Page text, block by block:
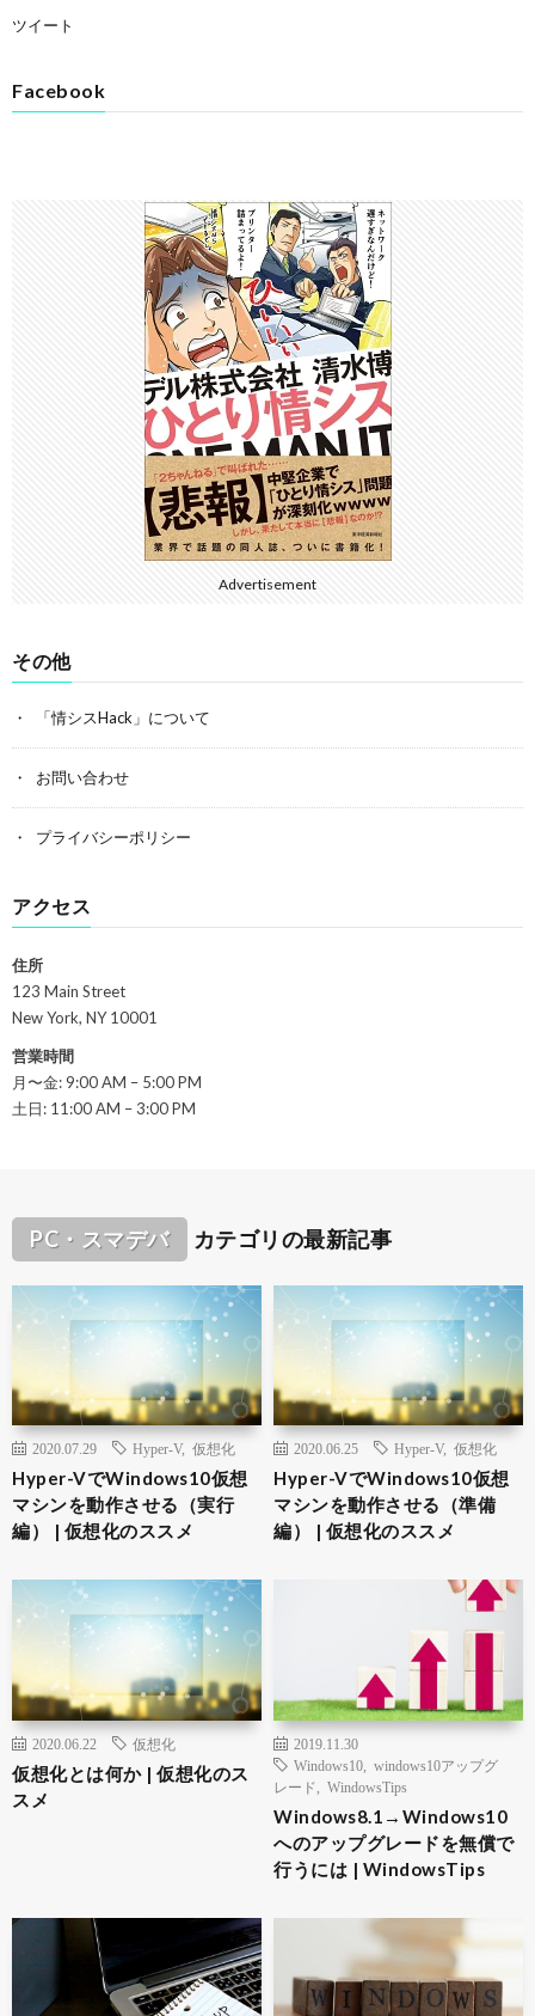
ツイート
Facebook
Advertisement
その他
「情シスHack」について
お問い合わせ
プライバシーポリシー
アクセス
住所
123 Main Street
New York, NY 10001
営業時間
月〜金: 9:00 AM – 5:00 PM
土日: 11:00 AM – 3:00 PM
PC・スマデバ カテゴリの最新記事
2020.07.29 Hyper-V, 仮想化
Hyper-VでWindows10仮想
マシンを動作させる（実行
編） | 仮想化のススメ
2020.06.25 Hyper-V, 仮想化
Hyper-VでWindows10仮想
マシンを動作させる（準備
編） | 仮想化のススメ
2020.06.22 仮想化
仮想化とは何か | 仮想化のス
スメ
2019.11.30
Windows10
windows10アップグ
レード
WindowsTips
Windows8.1→Windows10
へのアップグレードを無償で
行うには | WindowsTips